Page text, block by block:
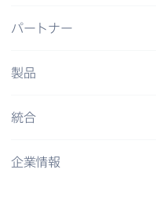
パートナー
製品
統合
企業情報